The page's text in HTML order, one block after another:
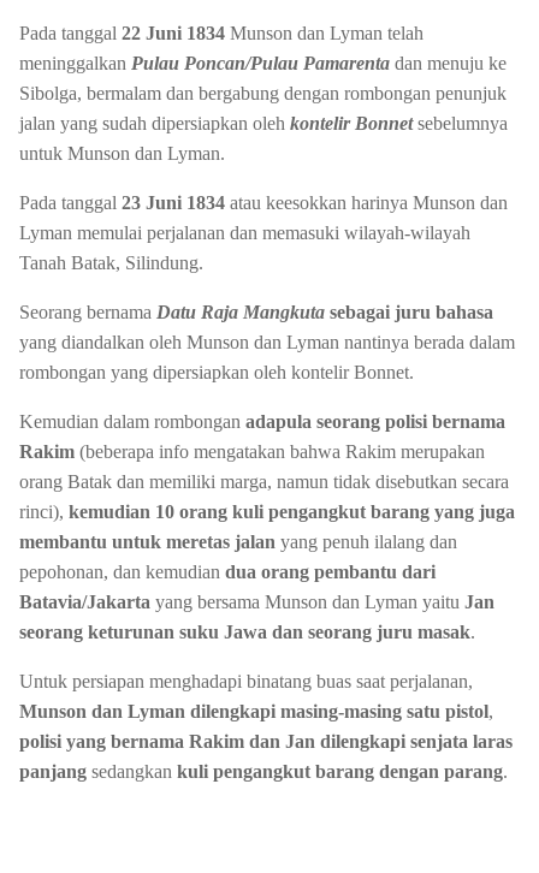
Pada tanggal 22 Juni 1834 Munson dan Lyman telah
meninggalkan Pulau Poncan/Pulau Pamarenta dan menuju ke
Sibolga, bermalam dan bergabung dengan rombongan penunjuk
jalan yang sudah dipersiapkan oleh kontelir Bonnetsebelumnya
untuk Munson dan Lyman.
Pada tanggal 23 Juni 1834 atau keesokkan harinya Munson dan
Lyman memulai perjalanan dan memasuki wilayah-wilayah
Tanah Batak, Silindung.
Seorang bernama Datu Raja Mangkuta sebagai juru bahasa
yang diandalkan oleh Munson dan Lyman nantinya berada dalam
rombongan yang dipersiapkan oleh kontelir Bonnet.
Kemudian dalam rombongan adapula seorang polisi bernama
Rakim (beberapa info mengatakan bahwa Rakim merupakan
orang Batak dan memiliki marga, namun tidak disebutkan secara
rinci), kemudian 10 orang kuli pengangkut barang yang juga
membantu untuk meretas jalan yang penuh ilalang dan
pepohonan, dan kemudian dua orang pembantu dari
Batavia/Jakarta yang bersama Munson dan Lyman yaitu Jan
seorang keturunan suku Jawa dan seorang juru masak.
Untuk persiapan menghadapi binatang buas saat perjalanan,
Munson dan Lyman dilengkapi masing-masing satu pistol,
polisi yang bernama Rakim dan Jan dilengkapi senjata laras
panjang sedangkan kuli pengangkut barang dengan parang.